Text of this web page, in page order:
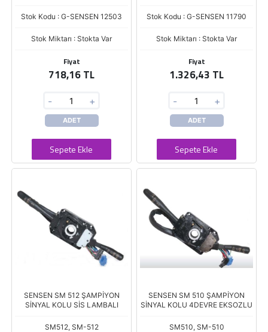
Stok Kodu : G-SENSEN 12503
Stok Miktarı : Stokta Var
Fiyat
718,16 TL
- +
ADET
Sepete Ekle
Stok Kodu : G-SENSEN 11790
Stok Miktarı : Stokta Var
Fiyat
1.326,43 TL
- +
ADET
Sepete Ekle
SENSEN SM 512 ŞAMPİYON
SİNYAL KOLU SİS LAMBALI
SM512, SM-512
SENSEN SM 510 ŞAMPİYON
SİNYAL KOLU 4DEVRE EKSOZLU
SM510, SM-510